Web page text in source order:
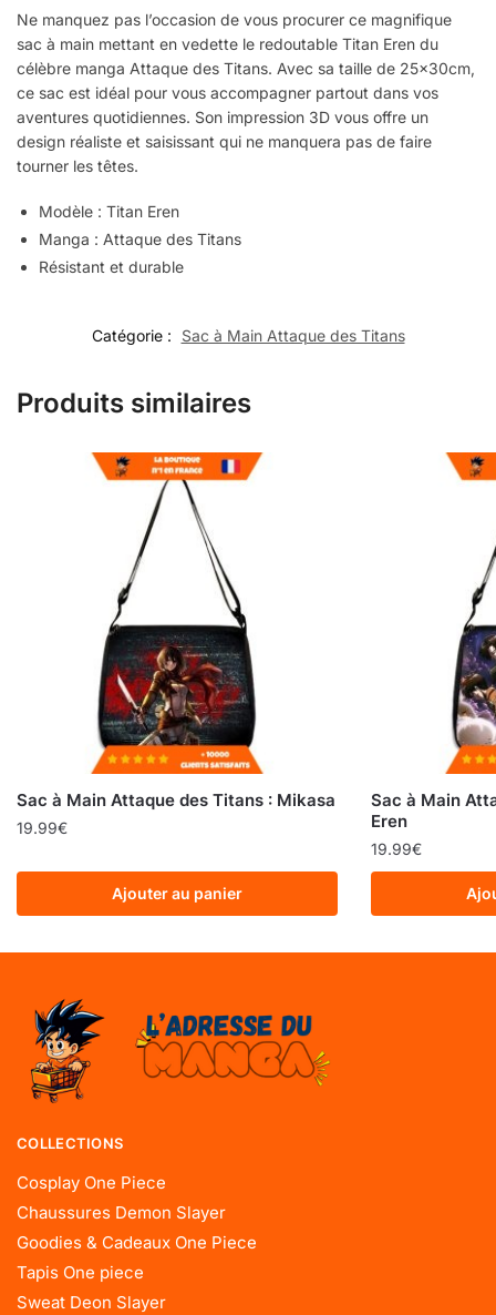
Ne manquez pas l’occasion de vous procurer ce magnifique
sac à main mettant en vedette le redoutable Titan Eren du
célèbre manga Attaque des Titans. Avec sa taille de 25x30cm,
ce sac est idéal pour vous accompagner partout dans vos
aventures quotidiennes. Son impression 3D vous offre un
design réaliste et saisissant qui ne manquera pas de faire
tourner les têtes.
Modèle : Titan Eren
Manga : Attaque des Titans
Résistant et durable
Catégorie : Sac à Main Attaque des Titans
Produits similaires
Sac à Main Attaque des Titans : Mikasa
19.99€
Ajouter au panier
Sac à Main
Eren
19.99€
COLLECTIONS
Cosplay One Piece
Chaussures Demon Slayer
Goodies & Cadeaux One Piece
Tapis One piece
Sweat Deon Slayer